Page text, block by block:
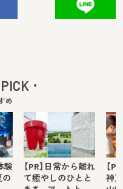
め
験
の
【PR】日常から離れ
て癒やしのひとと
【
神